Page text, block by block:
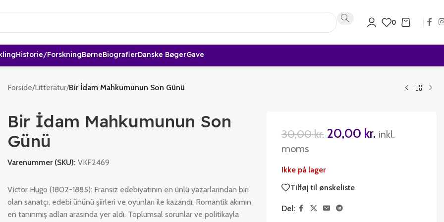
0
Historie/forskningBørneBiografierDanske BøgerGave
Forside/Litteratur/Bir İdam Mahkumunun Son Günü
Bir İdam Mahkumunun Son
Günü
Varenummer (SKU): VKF2469
Victor Hugo (1802-1885): Fransız edebiyatının en ünlü yazarlarından biri
olan sanatçı, edebi ününü şiirleri ve oyunları ile kazandı. Romantik akımın
en tanınmış adları arasında yer aldı. Toplumsal sorunlar ve politikayla
30,00kr. 20,00 kr. inkl.
moms
Ikke på lager
Tilføj til ønskeliste
Del: